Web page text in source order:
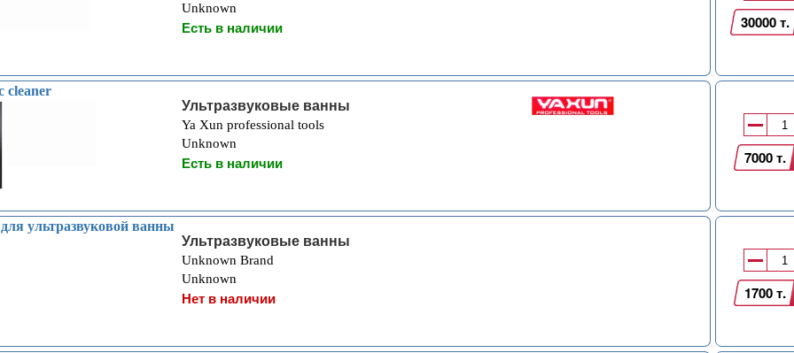
Unknown
Есть в наличии 30000 т.
cleaner
Ультразвуковые ванны
Ya Xun professional tools
Unknown
Есть в наличии 7000 т.
ультразвуковой ванны
Ультразвуковые ванны
Unknown Brand
Unknown
Нет в наличии 1700 т.